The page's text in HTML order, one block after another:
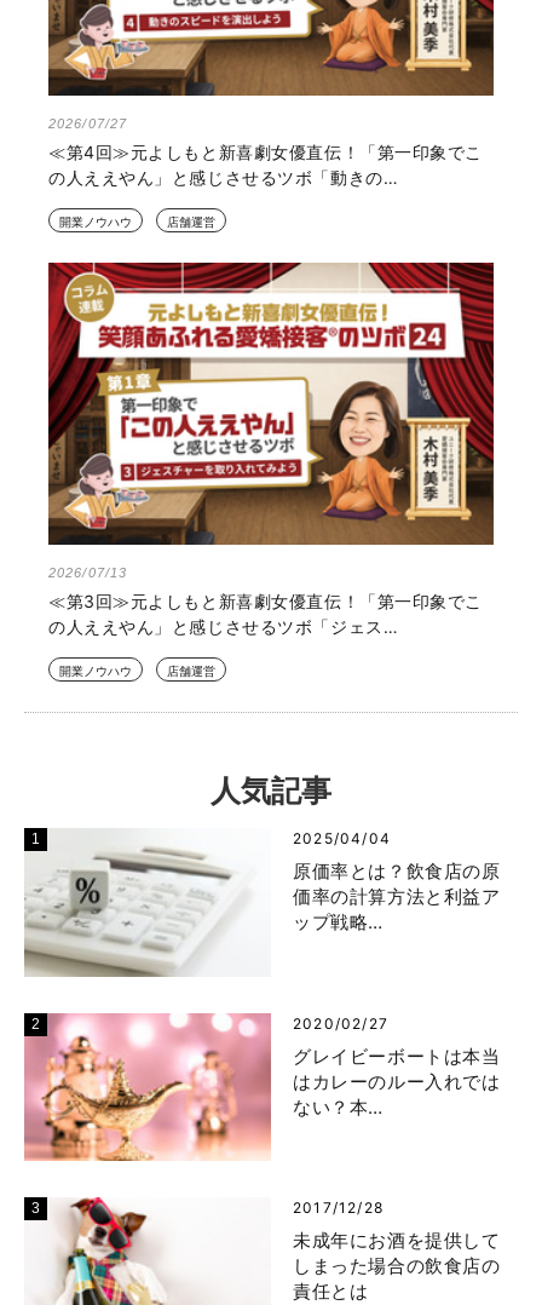
2026/07/27
≪第4回≫元よしもと新喜劇女優直伝！「第一印象でこ
の人ええやん」と感じさせるツボ「動きの…
開業ノウハウ 店舗運営
2026/07/13
≪第3回≫元よしもと新喜劇女優直伝！「第一印象でこ
の人ええやん」と感じさせるツボ「ジェス…
開業ノウハウ 店舗運営
人気記事
2025/04/04
原価率とは？飲食店の原
価率の計算方法と利益ア
ップ戦略…
2020/02/27
グレイビーボートは本当
はカレーのルー入れでは
ない？本…
2017/12/28
未成年にお酒を提供して
しまった場合の飲食店の
責任とは